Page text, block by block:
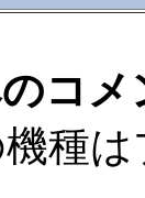
コメ
種